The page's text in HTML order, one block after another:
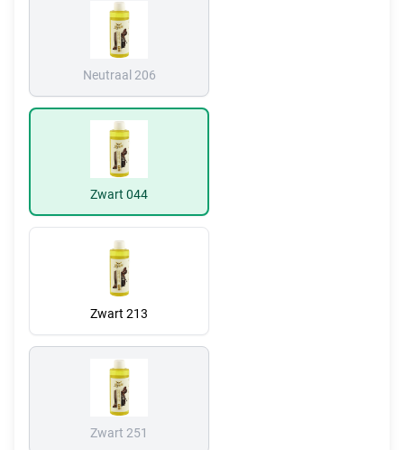
Neutraal 206
Zwart 044
Zwart 213
Zwart 251